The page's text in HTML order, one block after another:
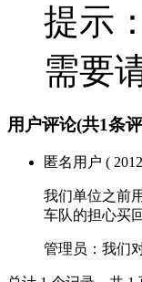
提示
需要
用户评论(共1条
匿名用户 (
我们单位之前
车队的担心买
管理员： 我们